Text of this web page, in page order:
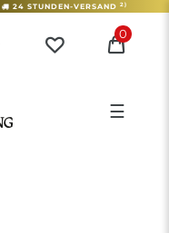
24 STUNDEN-VERSAND 2)
0
☰